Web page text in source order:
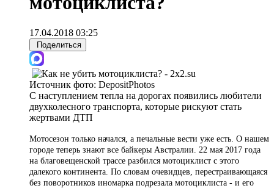
17.04.2018 03:25
Поделиться
Источник фото: DepositPhotos
С наступлением тепла на дорогах появились любители
двухколесного транспорта, которые рискуют стать
жертвами ДТП
Мотосезон только начался, а печальные вести уже есть. О нашем
городе теперь знают все байкеры Австралии. 22 мая 2017 года
на благовещенской трассе разбился мотоциклист с этого
далекого континента. По словам очевидцев, перестраивающаяся
без поворотников иномарка подрезала мотоциклиста - и его